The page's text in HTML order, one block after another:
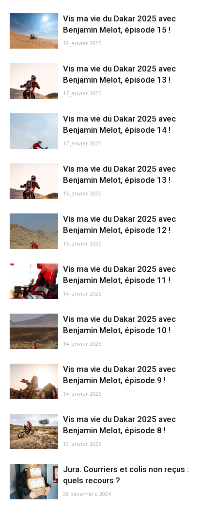
Vis ma vie du Dakar 2025 avec
Benjamin Melot, épisode 15 !
18 janvier 2025
Vis ma vie du Dakar 2025 avec
Benjamin Melot, épisode 13 !
17 janvier 2025
Vis ma vie du Dakar 2025 avec
Benjamin Melot, épisode 14 !
17 janvier 2025
Vis ma vie du Dakar 2025 avec
Benjamin Melot, épisode 13 !
15 janvier 2025
Vis ma vie du Dakar 2025 avec
Benjamin Melot, épisode 12 !
15 janvier 2025
Vis ma vie du Dakar 2025 avec
Benjamin Melot, épisode 11 !
14 janvier 2025
Vis ma vie du Dakar 2025 avec
Benjamin Melot, épisode 10 !
14 janvier 2025
Vis ma vie du Dakar 2025 avec
Benjamin Melot, épisode 9 !
14 janvier 2025
Vis ma vie du Dakar 2025 avec
Benjamin Melot, épisode 8 !
10 janvier 2025
Jura. Courriers et colis non reçus :
quels recours ?
28 décembre 2024